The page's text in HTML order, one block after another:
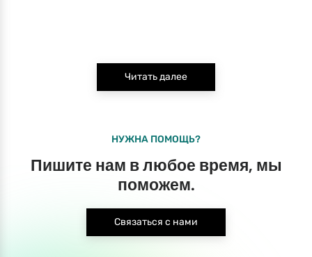
Читать далее
НУЖНА ПОМОЩЬ?
Пишите нам в любое время, мы
поможем.
Связаться с нами